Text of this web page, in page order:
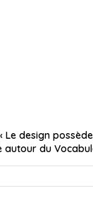
Le design
autour du